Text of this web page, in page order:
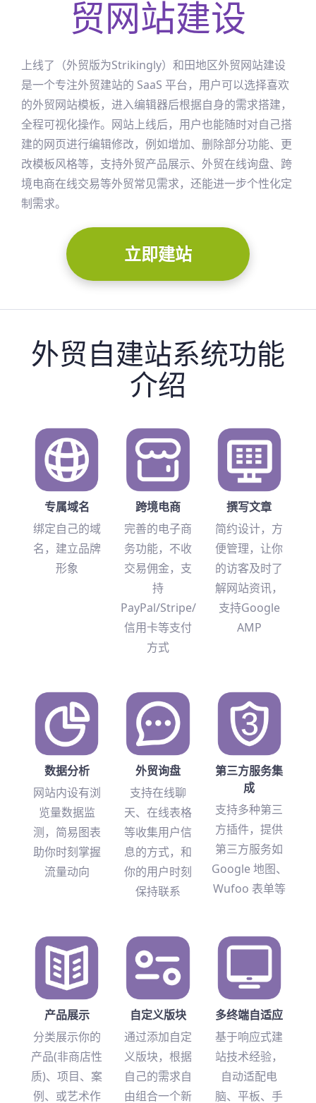
贸网站建设
上线了（外贸版为Strikingly） 和田地区外贸网站建设
是一个专注外贸建站的 SaaS 平台，用户可以选择喜欢
的外贸网站模板，进入编辑器后根据自身的需求搭建，
全程可视化操作。网站上线后，用户也能随时对自己搭
建的网页进行编辑修改，例如增加、删除部分功能、更
改模板风格等，支持外贸产品展示、外贸在线询盘、跨
境电商在线交易等外贸常见需求，还能进一步个性化定
制需求。
立即建站
外贸自建站系统功能
介绍
专属域名
绑定自己的域
名，建立品牌
形象
跨境电商
完善的电子商
务功能，不收
交易佣金，支
持
PayPal/Stripe/
信用卡等支付
方式
撰写文章
简约设计，方
便管理，让你
的访客及时了
解网站资讯，
支持Google
AMP
数据分析
网站内设有浏
览量数据监
测，简易图表
助你时刻掌握
流量动向
外贸询盘
支持在线聊
天、在线表格
等收集用户信
息的方式，和
你的用户时刻
保持联系
第三方服务集
成
支持多种第三
方插件，提供
第三方服务如
Google 地图、
Wufoo 表单等
产品展示
分类展示你的
产品(非商店性
质)、项目、案
例、或艺术作
自定义版块
通过添加自定
义版块，根据
自己的需求自
由组合一个新
多终端自适应
基于响应式建
站技术经验，
自动适配电
脑、平板、手